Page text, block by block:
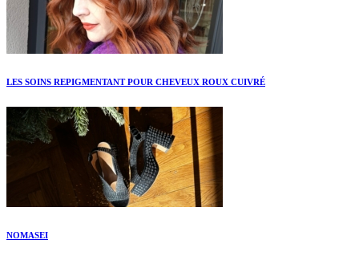
LES SOINS REPIGMENTANT POUR CHEVEUX ROUX CUIVRÉ
NOMASEI